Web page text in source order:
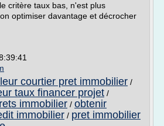
critère taux bas, n'est plus
optimiser davantage et décrocher
courtier pret immobilier /
taux financer projet /
immobilier / obtenir
immobilier / pret immobilier